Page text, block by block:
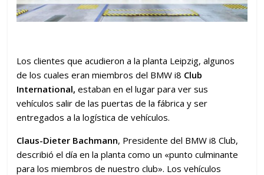
Los clientes que acudieron a la planta Leipzig, algunos
de los cuales eran miembros del BMW i8 Club
International, estaban en el lugar para ver sus
vehículos salir de las puertas de la fábrica y ser
entregados a la logística de vehículos.
Claus-Dieter Bachmann, Presidente del BMW i8 Club,
describió el día en la planta como un «punto culminante
para los miembros de nuestro club». Los vehículos